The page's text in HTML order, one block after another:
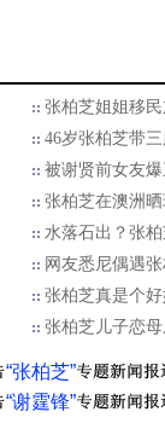
张柏芝姐姐移
46岁张柏芝带
被谢贤前女友
张柏芝在澳洲
水落石出？张
网友悉尼偶遇
张柏芝真是个
张柏芝儿子恋
“张柏芝”
“谢霆锋”